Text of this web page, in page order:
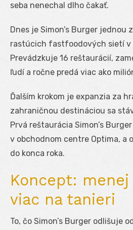
seba nenechal dlho čakať.
Dnes je Simon’s Burger jednou
rastúcich fastfoodových sietí v
Prevádzkuje 16 reštaurácií,
ľudí a ročne predá viac ako
Ďalším krokom je expanzia za
zahraničnou destináciou sa
Prvá reštaurácia Simon’s
v obchodnom centre Optima, a
do konca roka.
Koncept:
viac na tanieri
To, čo Simon’s Burger odlišuje